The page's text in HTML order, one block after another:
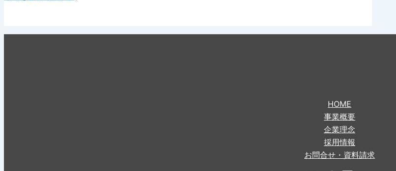
HOME
事業概要
企業理念
採用情報
お問合せ・資料請求